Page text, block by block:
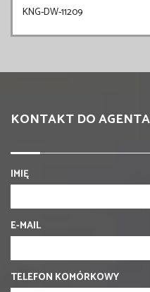
KNG-DW-11209
KONTAKT DO
IMIĘ
E-MAIL
TELEFON KOMÓRKOWY